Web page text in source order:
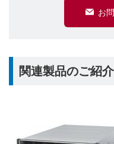
お
関連製品のご紹介